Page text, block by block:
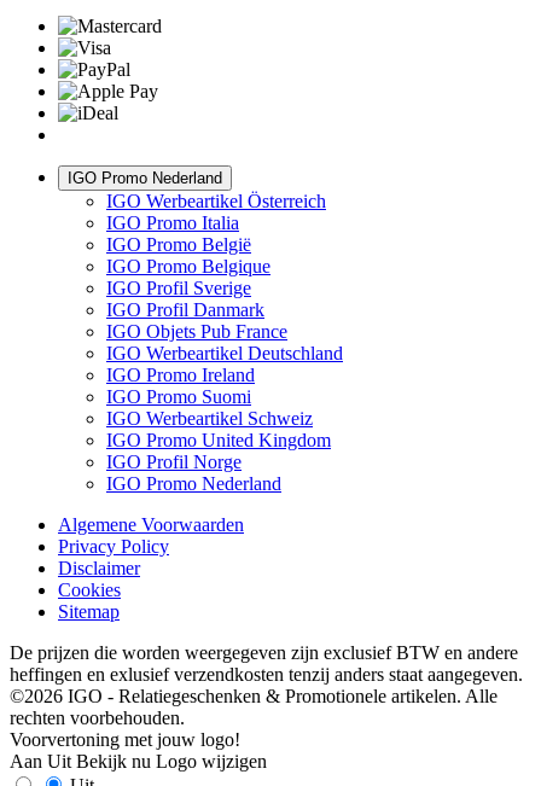
IGO Promo Nederland
IGO Werbeartikel Österreich
IGO Promo Italia
IGO Promo België
IGO Promo Belgique
IGO Profil Sverige
IGO Profil Danmark
IGO Objets Pub France
IGO Werbeartikel Deutschland
IGO Promo Ireland
IGO Promo Suomi
IGO Werbeartikel Schweiz
IGO Promo United Kingdom
IGO Profil Norge
IGO Promo Nederland
Algemene Voorwaarden
Privacy Policy
Disclaimer
Cookies
Sitemap
De prijzen die worden weergegeven zijn exclusief BTW en andere
heffingen en exlusief verzendkosten tenzij anders staat aangegeven.
©2026 IGO - Relatiegeschenken & Promotionele artikelen. Alle
rechten voorbehouden.
Voorvertoning met jouw logo!
Aan Uit Bekijk nu Logo wijzigen